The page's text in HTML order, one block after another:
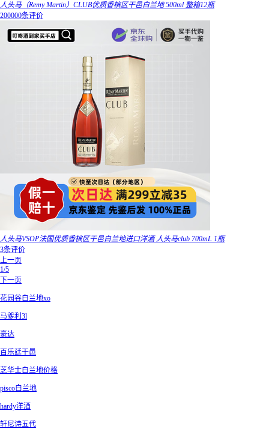
人头马（Remy Martin）CLUB优质香槟区干邑白兰地 500ml 整箱12瓶
200000条评价
人头马VSOP法国优质香槟区干邑白兰地进口洋酒 人头马club 700mL 1瓶
3条评价
上一页
1/5
下一页
花园谷白兰地xo
马爹利3l
豪达
百乐廷干邑
芝华士白兰地价格
pisco白兰地
hardy洋酒
轩尼诗五代